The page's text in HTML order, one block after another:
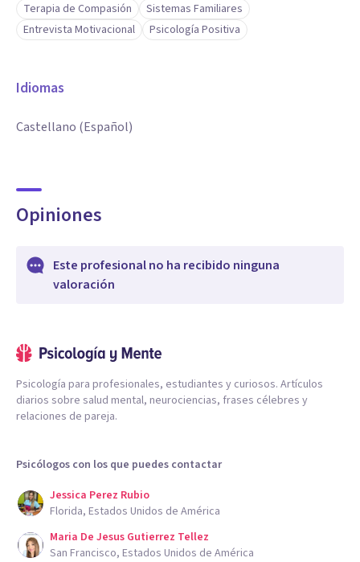
Terapia de Compasión
Sistemas Familiares
Entrevista Motivacional
Psicología Positiva
Idiomas
Castellano (Español)
Opiniones
Este profesional no ha recibido ninguna
valoración
Psicología para profesionales, estudiantes y curiosos. Artículos
diarios sobre salud mental, neurociencias, frases célebres y
relaciones de pareja.
Psicólogos con los que puedes contactar
Jessica Perez Rubio
Florida, Estados Unidos de América
Maria De Jesus Gutierrez Tellez
San Francisco, Estados Unidos de América